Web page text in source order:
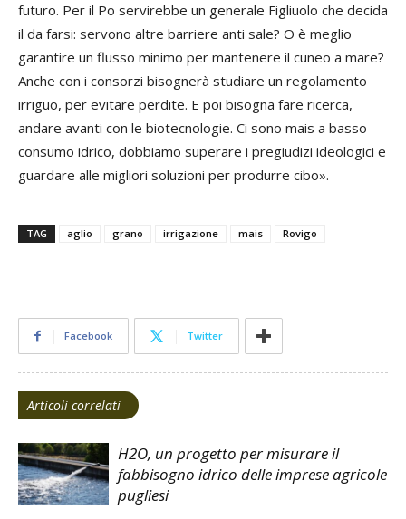
futuro. Per il Po servirebbe un generale Figliuolo che decida
il da farsi: servono altre barriere anti sale? O è meglio
garantire un flusso minimo per mantenere il cuneo a mare?
Anche con i consorzi bisognerà studiare un regolamento
irriguo, per evitare perdite. E poi bisogna fare ricerca,
andare avanti con le biotecnologie. Ci sono mais a basso
consumo idrico, dobbiamo superare i pregiudizi ideologici e
guardare alle migliori soluzioni per produrre cibo».
TAG aglio grano irrigazione mais Rovigo
Facebook Twitter
Articoli correlati
H2O, un progetto per misurare il
fabbisogno idrico delle imprese agricole
pugliesi